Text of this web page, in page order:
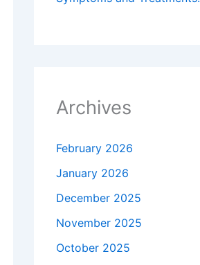
Archives
February 2026
January 2026
December 2025
November 2025
October 2025